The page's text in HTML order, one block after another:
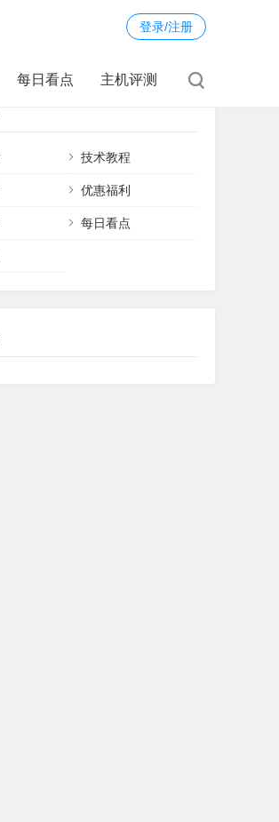
登录/注册
每日看点 主机评测
技术教程
优惠福利
每日看点